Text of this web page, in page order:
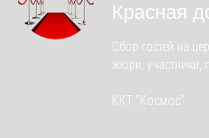
Красная
Сбор гостей на
жюри, участники,
ККТ "Космос"